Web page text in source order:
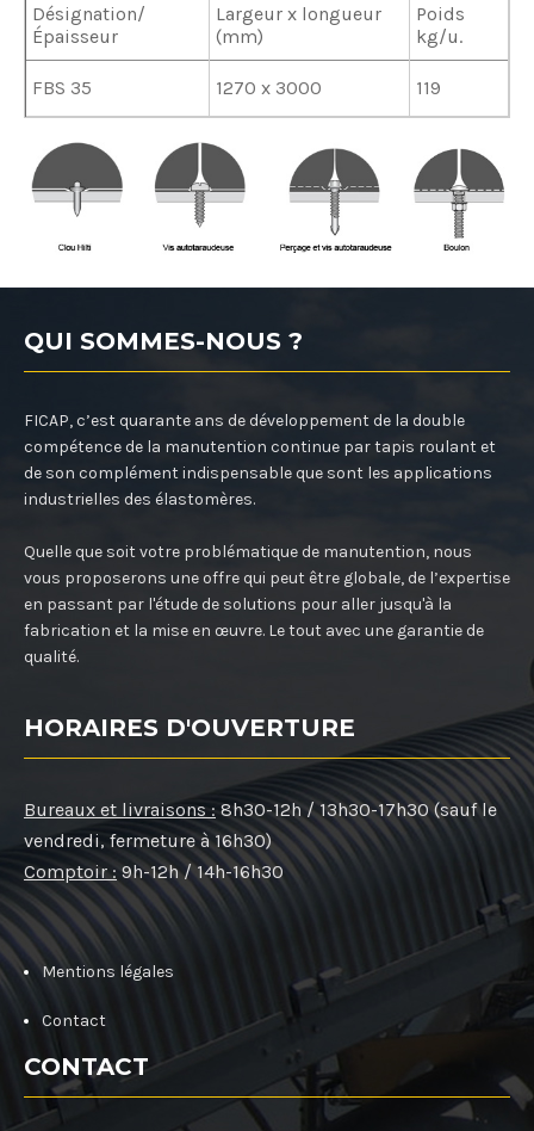
Désignation/
Épaisseur
Largeur x longueur
(mm)
Poids
kg/u.
FBS 35 1270 x 3000 119
QUI SOMMES-NOUS ?
FICAP, c’est quarante ans de développement de la double
compétence de la manutention continue par tapis roulant et
de son complément indispensable que sont les applications
industrielles des élastomères.
Quelle que soit votre problématique de manutention, nous
vous proposerons une offre qui peut être globale, de l’expertise
en passant par l'étude de solutions pour aller jusqu'à la
fabrication et la mise en œuvre. Le tout avec une garantie de
qualité.
HORAIRES D'OUVERTURE
Bureaux et livraisons : 8h30-12h / 13h30-17h30 (sauf le
vendredi, fermeture à 16h30)
Comptoir : 9h-12h / 14h-16h30
Mentions légales
Contact
CONTACT